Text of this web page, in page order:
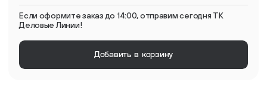
Если оформите заказ до 14:00, отправим сегодня ТК
Деловые Линии!
Добавить в корзину